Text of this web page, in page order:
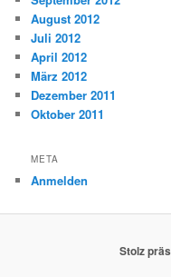
August 2012
Juli 2012
April 2012
März 2012
Dezember 2011
Oktober 2011
META
Anmelden
Stolz